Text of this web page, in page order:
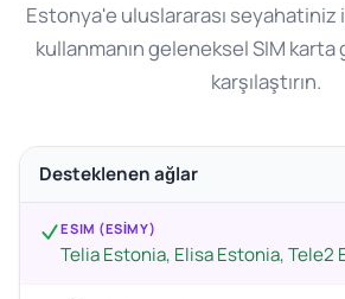
Estonya'e uluslararası seyahatiniz
kullanmanın geleneksel SIM karta
karşılaştırın.
Desteklenen ağlar
ESIM (ESIMY)
Telia Estonia, Elisa Estonia, Tele2